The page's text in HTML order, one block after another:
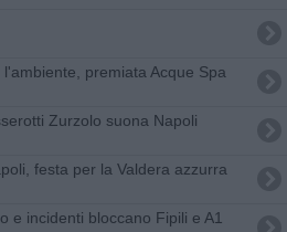
premiata Acque Spa
Zurzolo suona Napoli
festa per la Valdera azzurra
e incidenti bloccano Fipili e A1